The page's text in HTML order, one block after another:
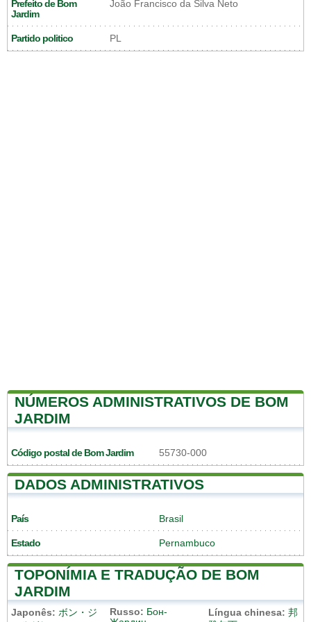
Prefeito de Bom
Jardim
João Francisco da Silva Neto
Partido politico PL
NÚMEROS ADMINISTRATIVOS DE BOM
JARDIM
Código postal de Bom Jardim 55730-000
DADOS ADMINISTRATIVOS
País Brasil
Estado Pernambuco
TOPONÍMIA E TRADUÇÃO DE BOM
JARDIM
Japonês: ボン・ジ
Russo: Бон-
Língua chinesa: 邦